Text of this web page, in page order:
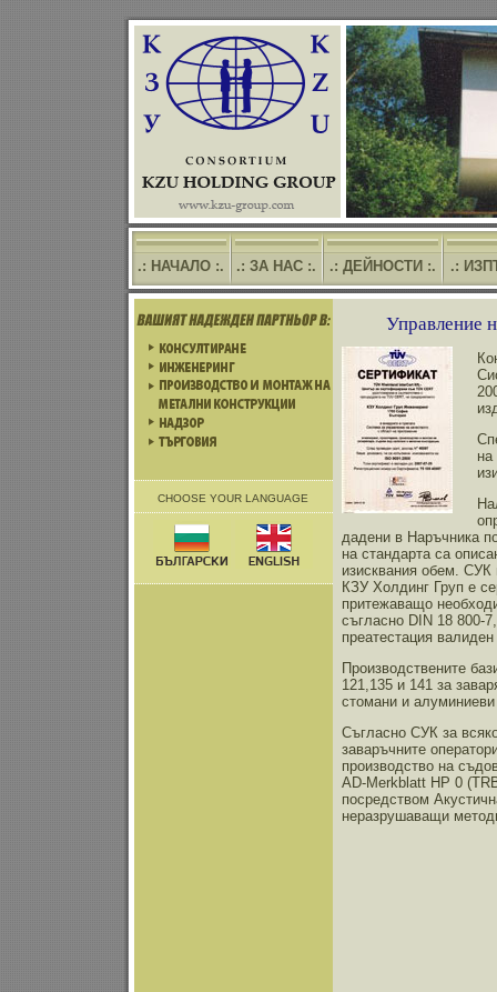
.: НАЧАЛО :. .: ЗА НАС :. .: ДЕЙНОСТИ :. .:
CHOOSE YOUR LANGUAGE
Управление
на
дадени в Наръчника
на стандарта са
изисквания обем. СУК
КЗУ Холдинг Груп е
притежаващо
съгласно DIN 18 800-
преатестация валиден
Производствените
121,135 и 141 за
стомани и
Съгласно СУК за
заваръчните
производство на
AD-Merkblatt HP 0
посредством
неразрушаващи